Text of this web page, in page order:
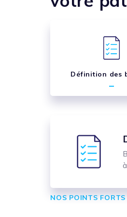
Définition des
NOS POINTS FORTS